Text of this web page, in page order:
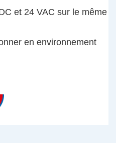
et 24 VAC sur le même
en environnement